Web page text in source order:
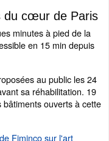
du cœur de Paris
minutes à pied de la
en 15 min depuis
au public les 24
sa réhabilitation. 19
ouverts à cette
Fiminco sur l'art